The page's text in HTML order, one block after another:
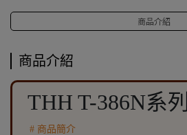
商品介紹
商品介紹
THH T-386N系列
# 商品簡介